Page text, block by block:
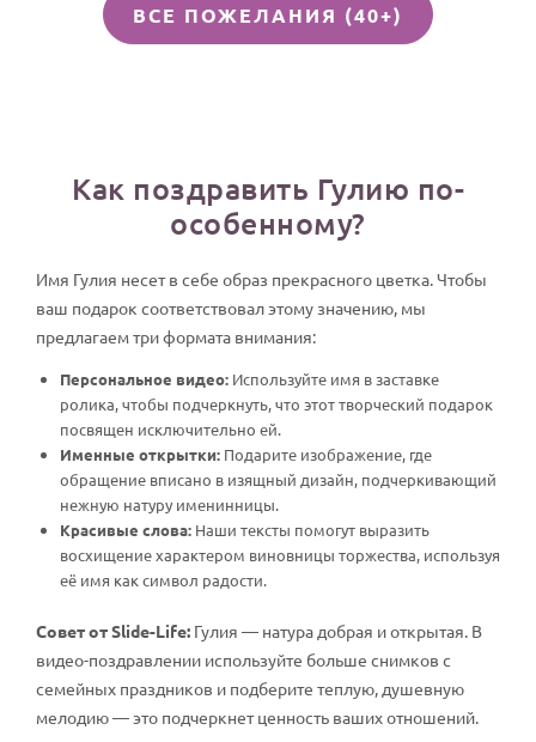
ВСЕ ПОЖЕЛАНИЯ (40+)
Как поздравить Гулию по-
особенному?
Имя Гулия несет в себе образ прекрасного цветка. Чтобы
ваш подарок соответствовал этому значению, мы
предлагаем три формата внимания:
Персональное видео: Используйте имя в заставке
ролика, чтобы подчеркнуть, что этот творческий подарок
посвящен исключительно ей.
Именные открытки: Подарите изображение, где
обращение вписано в изящный дизайн, подчеркивающий
нежную натуру именинницы.
Красивые слова: Наши тексты помогут выразить
восхищение характером виновницы торжества, используя
её имя как символ радости.
Совет от Slide-Life: Гулия — натура добрая и открытая. В
видео-поздравлении используйте больше снимков с
семейных праздников и подберите теплую, душевную
мелодию — это подчеркнет ценность ваших отношений.